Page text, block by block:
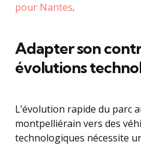
pour Nantes.
Adapter son
évolutions
L’évolution rapide du parc
montpelliérain vers des
technologiques nécessite